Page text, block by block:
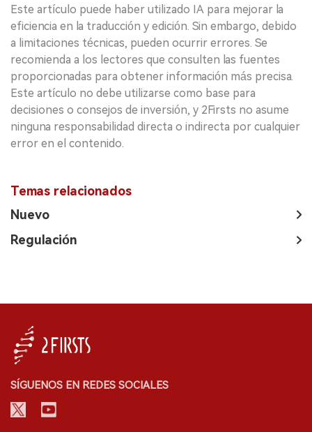
Este artículo puede haber utilizado IA para mejorar la
eficiencia en la traducción y edición. Sin embargo, debido
a limitaciones técnicas, pueden ocurrir errores. Se
recomienda a los lectores que consulten las fuentes
proporcionadas para obtener información más precisa.
Este artículo no debe utilizarse como base para
decisiones o consejos de inversión, y 2Firsts no asume
ninguna responsabilidad directa o indirecta por cualquier
error en el contenido.
Temas relacionados
Nuevo
Regulación
SÍGUENOS EN REDES SOCIALES